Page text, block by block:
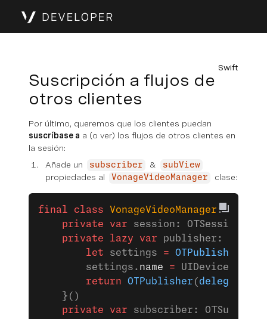
Swift
Suscripción a flujos de
otros clientes
Por último, queremos que los clientes puedan
suscríbase a a (o ver) los flujos de otros clientes en
la sesión:
Añade un
subscriber & subView
propiedades al VonageVideoManager clase:
final class VonageVideoManager :
    private
var session: OTSession
    private
lazy var publisher:
        let
settings =
        settings.
name = UIDevice.
        return
OTPublisher ( delegate
    }()
    private
var subscriber: